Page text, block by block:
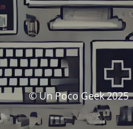
© Un Poco Geek 2025